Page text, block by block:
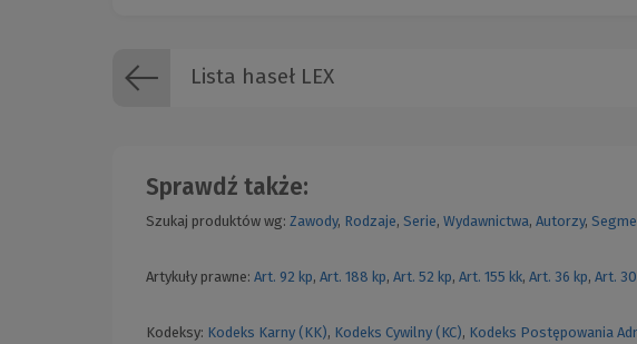
Lista haseł LEX
Sprawdź także:
Szukaj produktów wg: Zawody, Rodzaje, Serie, Wydawnictwa, Autorzy,
Artykuły prawne: Art. 92 kp, Art. 188 kp, Art. 52 kp, Art. 155 kk, Art. 36 kp, Art.
Kodeksy: Kodeks Karny (KK), Kodeks Cywilny (KC), Kodeks Postępowania